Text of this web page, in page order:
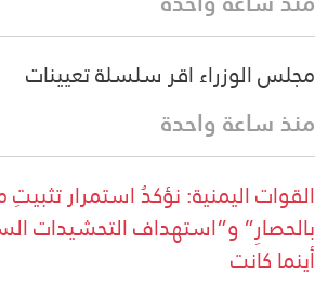
مجلس الوزراء اقر سلسلة تعيينات
منذ ساعة واحدة
القوات اليمنية: نؤكدُ استمرار
بالحصارِ” و”استهداف التحشيدات
أينما كانت